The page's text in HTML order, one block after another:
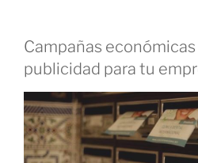
Campañas
publicidad para tu